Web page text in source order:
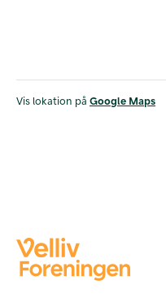
Vis lokation på Google Maps